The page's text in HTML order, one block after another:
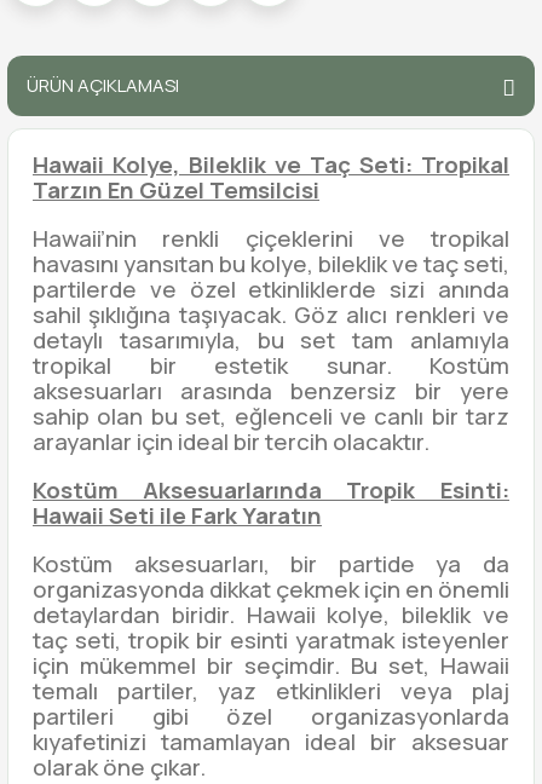
ÜRÜN AÇIKLAMASI
Hawaii Kolye, Bileklik ve Taç Seti: Tropikal
Tarzın En Güzel Temsilcisi
Hawaii’nin renkli çiçeklerini ve tropikal
havasını yansıtan bu kolye, bileklik ve taç seti,
partilerde ve özel etkinliklerde sizi anında
sahil şıklığına taşıyacak. Göz alıcı renkleri ve
detaylı tasarımıyla, bu set tam anlamıyla
tropikal bir estetik sunar. Kostüm
aksesuarları arasında benzersiz bir yere
sahip olan bu set, eğlenceli ve canlı bir tarz
arayanlar için ideal bir tercih olacaktır.
Kostüm Aksesuarlarında Tropik Esinti:
Hawaii Seti ile Fark Yaratın
Kostüm aksesuarları, bir partide ya da
organizasyonda dikkat çekmek için en önemli
detaylardan biridir. Hawaii kolye, bileklik ve
taç seti, tropik bir esinti yaratmak isteyenler
için mükemmel bir seçimdir. Bu set, Hawaii
temalı partiler, yaz etkinlikleri veya plaj
partileri gibi özel organizasyonlarda
kıyafetinizi tamamlayan ideal bir aksesuar
olarak öne çıkar.